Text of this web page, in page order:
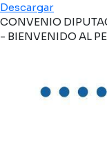
Descargar
CONVENIO
- BIENVENIDO AL